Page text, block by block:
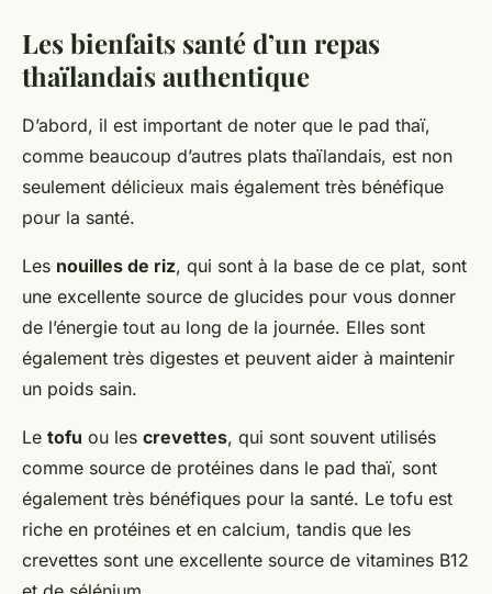
Les bienfaits santé d’un repas
thaïlandais authentique
D’abord, il est important de noter que le pad thaï,
comme beaucoup d’autres plats thaïlandais, est non
seulement délicieux mais également très bénéfique
pour la santé.
Les nouilles de riz, qui sont à la base de ce plat, sont
une excellente source de glucides pour vous donner
de l’énergie tout au long de la journée. Elles sont
également très digestes et peuvent aider à maintenir
un poids sain.
Le tofu ou les crevettes, qui sont souvent utilisés
comme source de protéines dans le pad thaï, sont
également très bénéfiques pour la santé. Le tofu est
riche en protéines et en calcium, tandis que les
crevettes sont une excellente source de vitamines B12